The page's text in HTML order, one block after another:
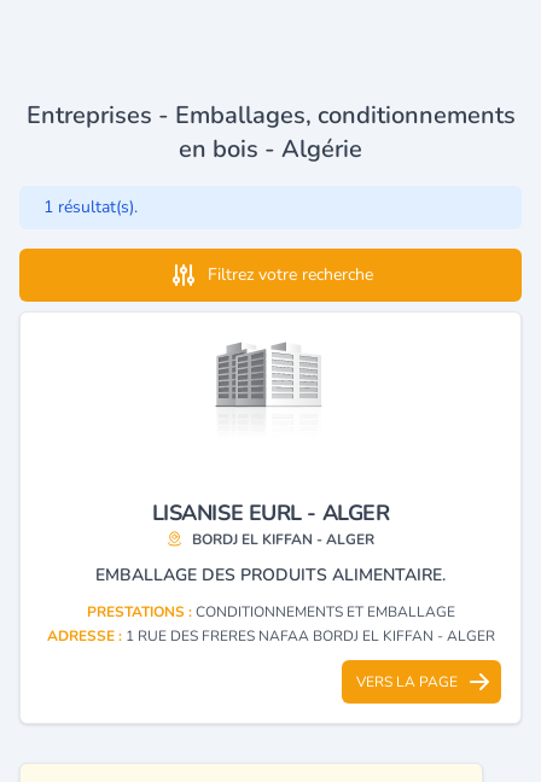
Entreprises - Emballages, conditionnements
en bois - Algérie
1 résultat(s).
Filtrez votre recherche
LISANISE EURL - ALGER
BORDJ EL KIFFAN - ALGER
EMBALLAGE DES PRODUITS ALIMENTAIRE.
PRESTATIONS :CONDITIONNEMENTS ET EMBALLAGE
ADRESSE : 1 RUE DES FRERES NAFAA BORDJ EL KIFFAN - ALGER
VERS LA PAGE